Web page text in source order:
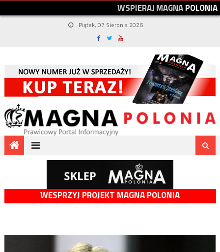
WSPIERAJMAGNAPOLONIA
Piątek, 07 Sierpnia 2026
WESPRZYJ PROJEKT MAGNA POLONIA